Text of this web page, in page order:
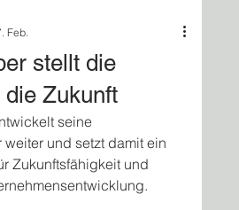
stellt die
Zukunft
Feb.
seine
weiter und setzt damit ein
Zukunftsfähigkeit und